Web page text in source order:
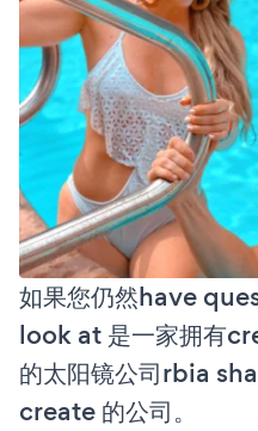
如果您仍然have
look at 是一家拥有
的太阳镜公司rbia
create 的公司。